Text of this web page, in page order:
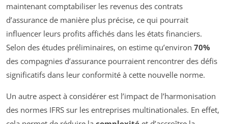
maintenant comptabiliser les revenus des contrats
d’assurance de manière plus précise, ce qui pourrait
influencer leurs profits affichés dans les états financiers.
Selon des études préliminaires, on estime qu’environ 70%
des compagnies d’assurance pourraient rencontrer des défis
significatifs dans leur conformité à cette nouvelle norme.
Un autre aspect à considérer est l’impact de l’harmonisation
des normes IFRS sur les entreprises multinationales. En effet,